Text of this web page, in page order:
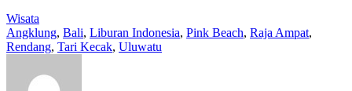
Wisata
Angklung, Bali, Liburan Indonesia, Pink Beach, Raja Ampat,
Rendang, Tari Kecak, Uluwatu